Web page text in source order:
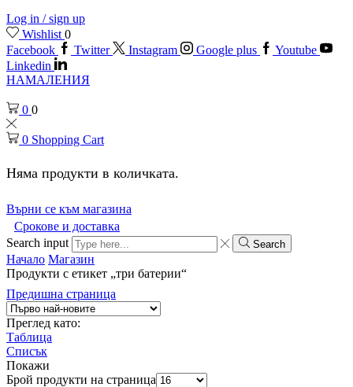
Log in / sign up
Wishlist 0
Facebook
Twitter Instagram Google plus
Youtube
Linkedin
НАМАЛЕНИЯ
0 0
0 Shopping Cart
Няма продукти в количката.
Върни се към магазина
Срокове и доставка
Search input
Search
Начало Магазин
Продукти с етикет „три батерии“
Предишна страница
Преглед като:
Таблица
Списък
Покажи
Брой продукти на страница